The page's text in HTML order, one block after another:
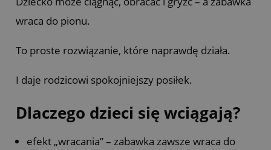
wraca do pionu.
To proste rozwiązanie, które naprawdę działa.
I daje rodzicowi spokojniejszy posiłek.
Dlaczego dzieci się wciągają?
efekt „wracania” – zabawka zawsze wraca do